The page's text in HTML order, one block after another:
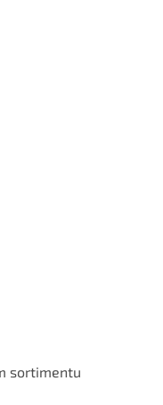
sortimentu